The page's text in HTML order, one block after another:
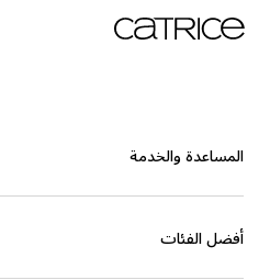
المساعدة والخدمة
أفضل الفئات